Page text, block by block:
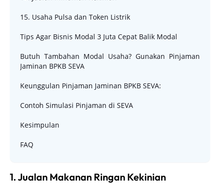
15. Usaha Pulsa dan Token Listrik
Tips Agar Bisnis Modal 3 Juta Cepat Balik Modal
Butuh Tambahan Modal Usaha? Gunakan Pinjaman
Jaminan BPKB SEVA
Keunggulan Pinjaman Jaminan BPKB SEVA:
Contoh Simulasi Pinjaman di SEVA
Kesimpulan
FAQ
1. Jualan Makanan Ringan Kekinian